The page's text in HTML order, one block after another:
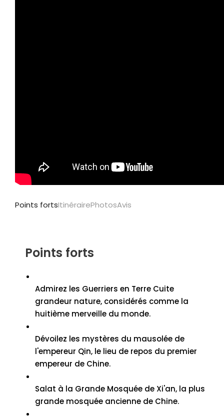
Points fortsItinérairePhotosAvis
Points forts
Admirez les Guerriers en Terre Cuite
grandeur nature, considérés comme la
huitième merveille du monde.
Dévoilez les mystères du mausolée de
l'empereur Qin, le lieu de repos du premier
empereur de Chine.
Salat à la Grande Mosquée de Xi'an, la plus
grande mosquée ancienne de Chine.